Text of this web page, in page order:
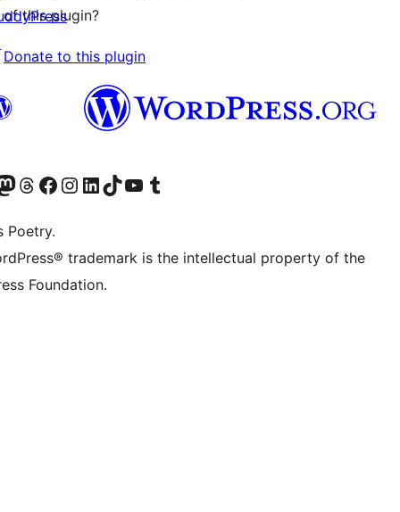
of this plugin?
Donate to this plugin
account
ബ്ലൂസ്കൈ അക്കൗണ്ട് സന്ദർശിക്കുക
our Mastodon account
ഞങ്ങളുടെ ത്രെഡ്സ് അക്കൗണ്ട് സന്ദർശിക്കുക
Visit our Facebook page
Visit our Instagram account
Visit our LinkedIn account
ഞങ്ങളുടെ ടിക് ടോക് അക്കൗണ്ട് സന്ദർശിക്കുക
Visit our YouTube channel
ഞങ്ങളുടെ ടംബ്ലർ അക്കൗണ്ട് സന്ദർശിക്കുക
Poetry.
trademark is the intellectual property of the
Foundation.